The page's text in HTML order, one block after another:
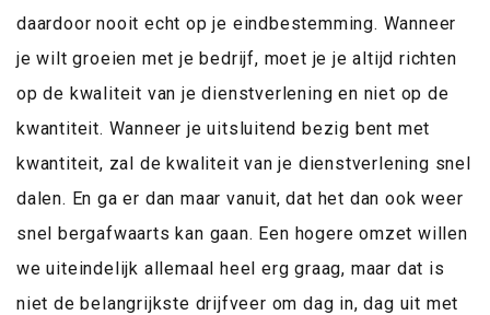
daardoor nooit echt op je eindbestemming. Wanneer
je wilt groeien met je bedrijf, moet je je altijd richten
op de kwaliteit van je dienstverlening en niet op de
kwantiteit. Wanneer je uitsluitend bezig bent met
kwantiteit, zal de kwaliteit van je dienstverlening snel
dalen. En ga er dan maar vanuit, dat het dan ook weer
snel bergafwaarts kan gaan. Een hogere omzet willen
we uiteindelijk allemaal heel erg graag, maar dat is
niet de belangrijkste drijfveer om dag in, dag uit met